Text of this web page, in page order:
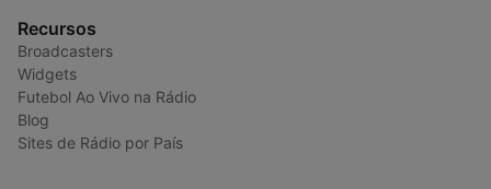
Recursos
Broadcasters
Widgets
Futebol Ao Vivo na Rádio
Blog
Sites de Rádio por País